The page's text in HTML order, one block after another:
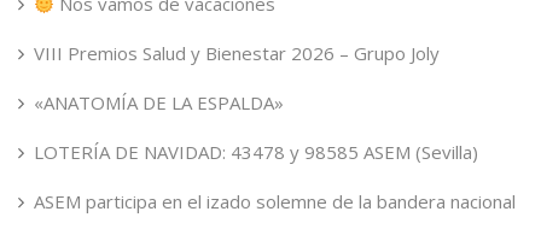
VIII Premios Salud y Bienestar 2026 – Grupo Joly
«ANATOMÍA DE LA ESPALDA»
LOTERÍA DE NAVIDAD: 43478 y 98585 ASEM (Sevilla)
ASEM participa en el izado solemne de la bandera nacional